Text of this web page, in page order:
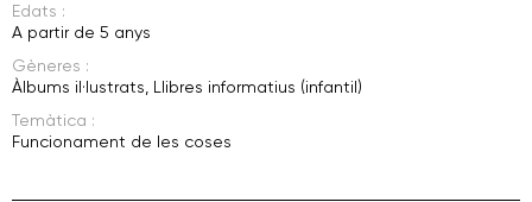
Edats :
A partir de 5 anys
Gèneres :
Àlbums il·lustrats, Llibres informatius (infantil)
Temàtica :
Funcionament de les coses